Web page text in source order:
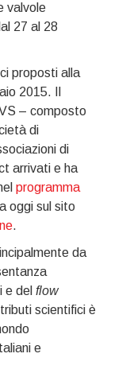
valvole
27 al 28
proposti alla
2015. Il
– composto
di
di
arrivati e ha
programma
oggi sul sito
.
da
e del flow
scientifici è
e